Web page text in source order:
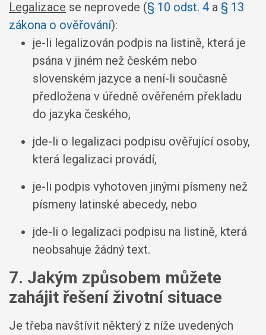
Legalizace se neprovede (§ 10 odst. 4 a § 13
zákona o ověřování):
je-li legalizován podpis na listině, která je
psána v jiném než českém nebo
slovenském jazyce a není-li současně
předložena v úředně ověřeném překladu
do jazyka českého,
jde-li o legalizaci podpisu ověřující osoby,
která legalizaci provádí,
je-li podpis vyhotoven jinými písmeny než
písmeny latinské abecedy, nebo
jde-li o legalizaci podpisu na listině, která
neobsahuje žádný text.
7. Jakým způsobem můžete
zahájit řešení životní situace
Je třeba navštívit některý z níže uvedených